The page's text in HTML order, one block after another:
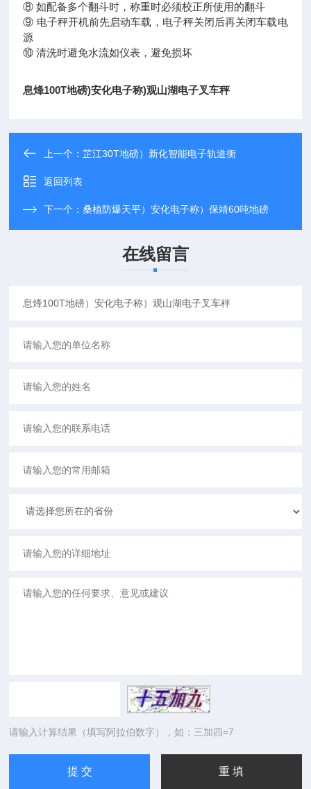
⑧ 如配备多个翻斗时，称重时必须校正所使用的翻斗
⑨ 电子秤开机前先启动车载，电子秤关闭后再关闭车载电
源
⑩ 清洗时避免水流如仪表，避免损坏
息烽100T地磅)安化电子称)观山湖电子叉车秤
上一个：芷江30T地磅）新化智能电子轨道衡
返回列表
下一个：桑植防爆天平）安化电子称）保靖60吨地磅
在线留言
请输入计算结果（填写阿拉伯数字），如：三加四=7